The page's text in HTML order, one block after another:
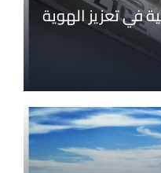
في تعزيز الهوية